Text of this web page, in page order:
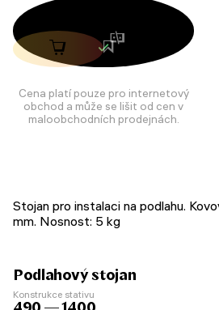
Cena platí pouze pro internetový
obchod a může se lišit od cen v
maloobchodních prodejnách.
Stojan pro instalaci na podlahu.
mm. Nosnost: 5 kg
Podlahový stojan
Konstrukce stativu